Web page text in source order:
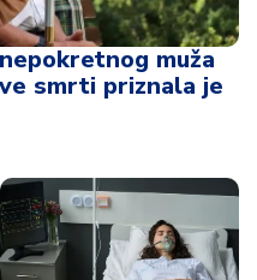
muža
smrti priznala je